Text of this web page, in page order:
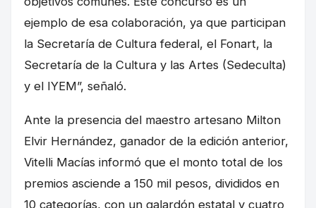
ejemplo de esa colaboración, ya que participan
la Secretaría de Cultura federal, el Fonart, la
Secretaría de la Cultura y las Artes (Sedeculta)
y el IYEM”, señaló.
Ante la presencia del maestro artesano Milton
Elvir Hernández, ganador de la edición anterior,
Vitelli Macías informó que el monto total de los
premios asciende a 150 mil pesos, divididos en
10 categorías, con un galardón estatal y cuatro